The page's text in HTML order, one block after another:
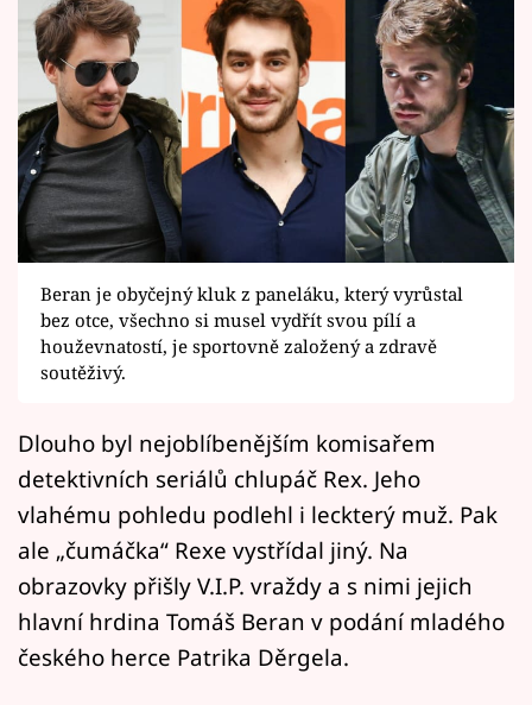
Seriály
Horoskopy
Sledujte prima+
Filmový festival Karlovy Vary
Mámy sobě
Beran je obyčejný kluk z paneláku, který vyrůstal
bez otce, všechno si musel vydřít svou pílí a
houževnatostí, je sportovně založený a zdravě
soutěživý.
Dlouho byl nejoblíbenějším komisařem
detektivních seriálů chlupáč Rex. Jeho
vlahému pohledu podlehl i leckterý muž. Pak
ale „čumáčka“ Rexe vystřídal jiný. Na
obrazovky přišly V.I.P. vraždy a s nimi jejich
hlavní hrdina Tomáš Beran v podání mladého
českého herce Patrika Děrgela.